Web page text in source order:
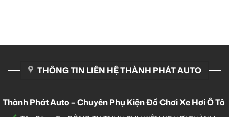
THÔNG TIN LIÊN HỆ THÀNH PHÁT AUTO
Thành Phát Auto – Chuyên Phụ Kiện Đồ Chơi Xe Hơi Ô Tô